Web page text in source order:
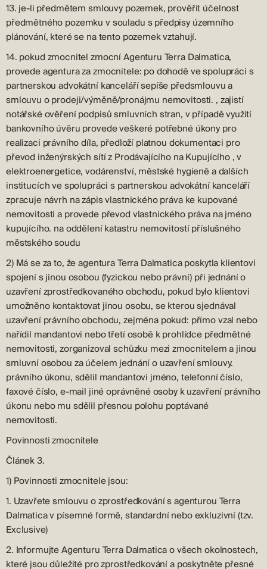
13. je-li předmětem smlouvy pozemek, prověřit účelnost
předmětného pozemku v souladu s předpisy územního
plánování, které se na tento pozemek vztahují.
14. pokud zmocnitel zmocní Agenturu Terra Dalmatica,
provede agentura za zmocnitele: po dohodě ve spolupráci s
partnerskou advokátní kanceláří sepíše předsmlouvu a
smlouvu o prodeji/výměně/pronájmu nemovitosti. , zajistí
notářské ověření podpisů smluvních stran, v případě využití
bankovního úvěru provede veškeré potřebné úkony pro
realizaci právního díla, předloží platnou dokumentaci pro
převod inženýrských sítí z Prodávajícího na Kupujícího , v
elektroenergetice, vodárenství, městské hygieně a dalších
institucích ve spolupráci s partnerskou advokátní kanceláří
zpracuje návrh na zápis vlastnického práva ke kupované
nemovitosti a provede převod vlastnického práva na jméno
kupujícího. na oddělení katastru nemovitostí příslušného
městského soudu
2) Má se za to, že agentura Terra Dalmatica poskytla klientovi
spojení s jinou osobou (fyzickou nebo právní) při jednání o
uzavření zprostředkovaného obchodu, pokud bylo klientovi
umožněno kontaktovat jinou osobu, se kterou sjednával
uzavření právního obchodu, zejména pokud: přímo vzal nebo
nařídil mandantovi nebo třetí osobě k prohlídce předmětné
nemovitosti, zorganizoval schůzku mezi zmocnitelem a jinou
smluvní osobou za účelem jednání o uzavření smlouvy.
právního úkonu, sdělil mandantovi jméno, telefonní číslo,
faxové číslo, e-mail jiné oprávněné osoby k uzavření právního
úkonu nebo mu sdělil přesnou polohu poptávané
nemovitosti.
Povinnosti zmocnitele
Článek 3.
1) Povinnosti zmocnitele jsou:
1. Uzavřete smlouvu o zprostředkování s agenturou Terra
Dalmatica v písemné formě, standardní nebo exkluzivní (tzv.
Exclusive)
2. Informujte Agenturu Terra Dalmatica o všech okolnostech,
které jsou důležité pro zprostředkování a poskytněte přesné